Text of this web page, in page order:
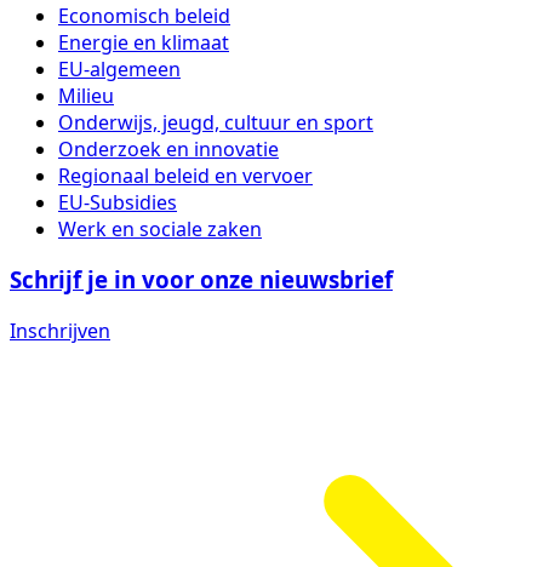
Economisch beleid
Energie en klimaat
EU-algemeen
Milieu
Onderwijs, jeugd, cultuur en sport
Onderzoek en innovatie
Regionaal beleid en vervoer
EU-Subsidies
Werk en sociale zaken
Schrijf je in voor onze nieuwsbrief
Inschrijven